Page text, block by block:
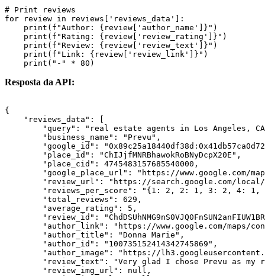
# Print reviews
for review in reviews['reviews_data']:
    print(f"Author: {review['author_name']}")
    print(f"Rating: {review['review_rating']}")
    print(f"Review: {review['review_text']}")
    print(f"Link: {review['review_link']}")
Resposta da API:
{
    "reviews_data": [
"query": "real estate agents in Los Angeles,
        "business_name": "Prevu",
"google_id":
        "place_id": "ChIJjfMNRBhawokRoBNyDcpX20E",
        "place_cid": 4745483157685540000,
"google_place_url": "https://www.google.com/
"review_url": "https://search.google.com/
"reviews_per_score": "{1: 2, 2: 1, 3: 2, 4: 1,
        "total_reviews": 629,
        "average_rating": 5,
"review_id":
"author_link": "https://www.google.com/maps/
        "author_title": "Donna Marie",
        "author_id": "100735152414342745869",
"author_image": "https://
"review_text": "Very glad I chose Prevu as my
        "review_img_url": null,